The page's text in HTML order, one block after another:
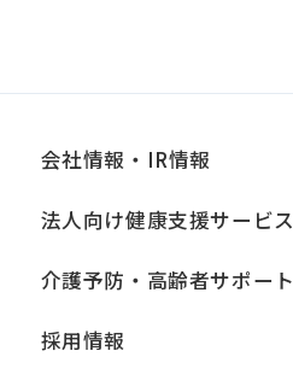
会社情報・IR情報
法人向け健康支援サービス
介護予防・高齢者サポート
採用情報